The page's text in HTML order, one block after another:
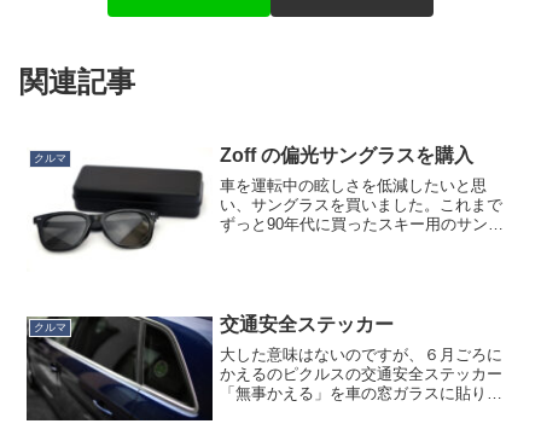
関連記事
クルマ Zoff の偏光サングラスを購入
車を運転中の眩しさを低減したいと思
い、サングラスを買いました。これまで
ずっと90年代に買ったスキー用のサング
クルマ 交通安全ステッカー
大した意味はないのですが、６月ごろに
かえるのピクルスの交通安全ステッカー
「無事かえる」を車の窓ガラスに貼りま